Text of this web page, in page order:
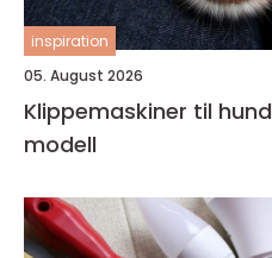
inspiration
05. August 2026
Klippemaskiner til hund slik velger du riktig
modell